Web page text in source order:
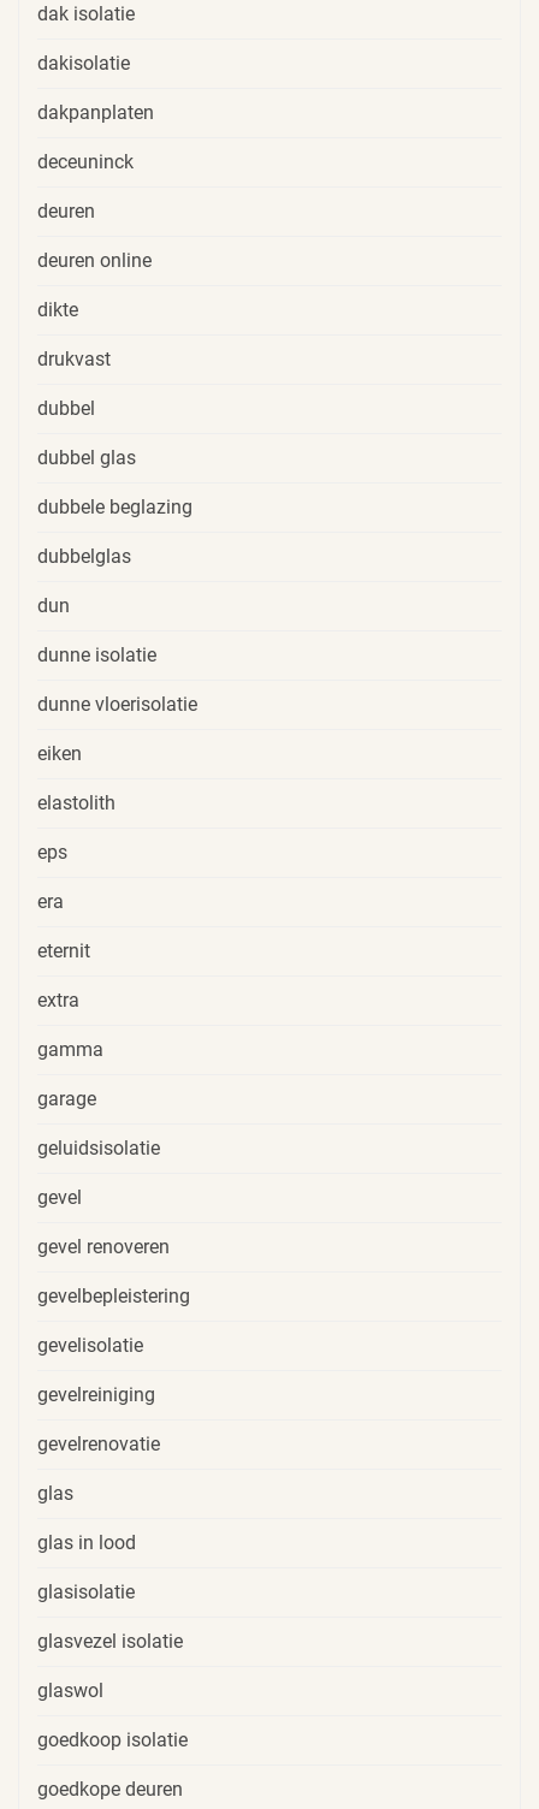
dak isolatie
dakisolatie
dakpanplaten
deceuninck
deuren
deuren online
dikte
drukvast
dubbel
dubbel glas
dubbele beglazing
dubbelglas
dun
dunne isolatie
dunne vloerisolatie
eiken
elastolith
eps
era
eternit
extra
gamma
garage
geluidsisolatie
gevel
gevel renoveren
gevelbepleistering
gevelisolatie
gevelreiniging
gevelrenovatie
glas
glas in lood
glasisolatie
glasvezel isolatie
glaswol
goedkoop isolatie
goedkope deuren